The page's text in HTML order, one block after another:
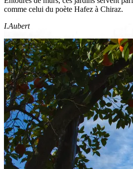
comme celui du poète Hafez à Chiraz.
I.Aubert